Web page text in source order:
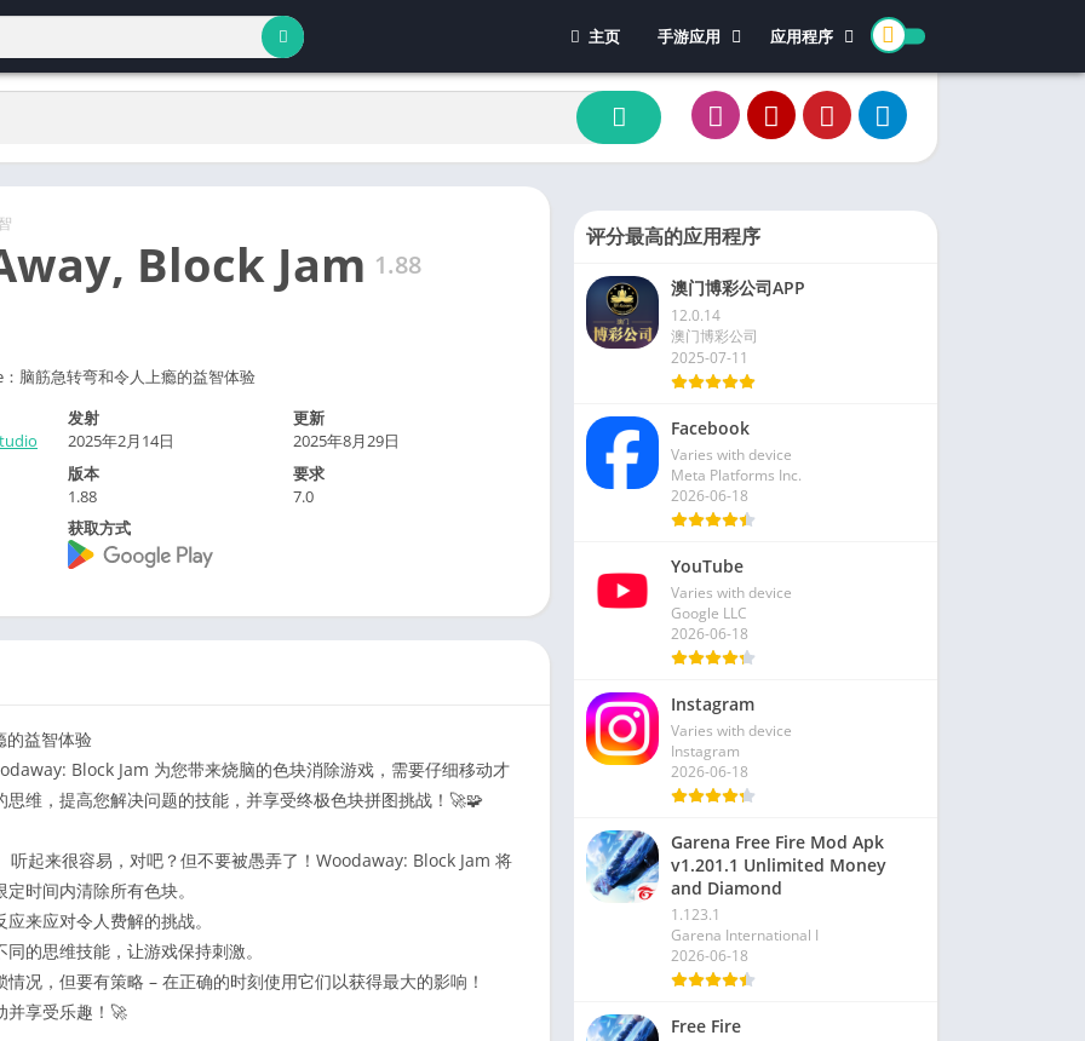
主页
手游应用
休闲游戏
冒险游戏
教育游戏
角色扮演
文字游戏
竞速游戏
策略游戏
应用程序
体育
办公
Block Jam 1.88
脑筋急转弯和令人上瘾的益智体验
发射
2025年2月14日
更新
2025年8月29日
版本
1.88
要求
7.0
获取方式
益智体验
Block Jam 为您带来烧脑的色块消除游戏，需要仔细移动才
维，提高您解决问题的技能，并享受终极色块拼图挑战！🚀🧩
起来很容易，对吧？但不要被愚弄了！Woodaway: Block Jam 将
时间内清除所有色块。
来应对令人费解的挑战。
的思维技能，让游戏保持刺激。
况，但要有策略 – 在正确的时刻使用它们以获得最大的影响！
并享受乐趣！🚀
评分最高的应用程序
澳门博彩公司APP
12.0.14
澳门博彩公司
2025-07-11
Facebook
Varies with device
Meta Platforms Inc.
2026-06-18
YouTube
Varies with device
Google LLC
2026-06-18
Instagram
Varies with device
Instagram
2026-06-18
Garena Free Fire Mod Apk
v1.201.1 Unlimited Money
and Diamond
1.123.1
Garena International I
2026-06-18
Free Fire